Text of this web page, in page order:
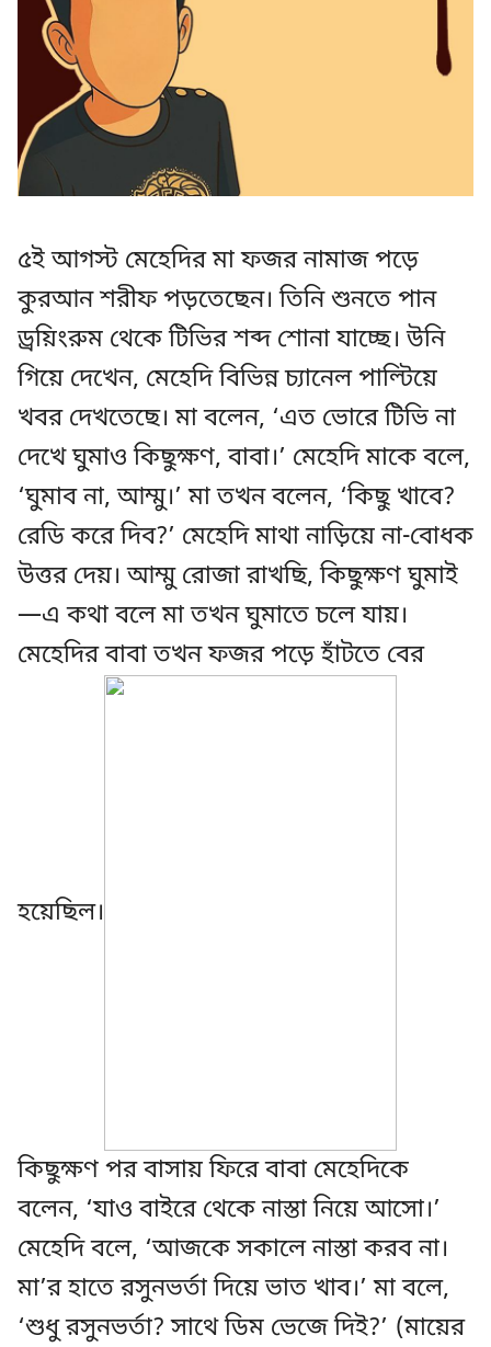
৫ই আগস্ট মেহেদির মা ফজর নামাজ পড়ে
কুরআন শরীফ পড়তেছেন। তিনি শুনতে পান
ড্রয়িংরুম থেকে টিভির শব্দ শোনা যাচ্ছে। উনি
গিয়ে দেখেন, মেহেদি বিভিন্ন চ্যানেল পাল্টিয়ে
খবর দেখতেছে। মা বলেন, ‘এত ভোরে টিভি না
দেখে ঘুমাও কিছুক্ষণ, বাবা।’ মেহেদি মাকে বলে,
‘ঘুমাব না, আম্মু।’ মা তখন বলেন, ‘কিছু খাবে?
রেডি করে দিব?’ মেহেদি মাথা নাড়িয়ে না-বোধক
উত্তর দেয়। আম্মু রোজা রাখছি, কিছুক্ষণ ঘুমাই
—এ কথা বলে মা তখন ঘুমাতে চলে যায়।
মেহেদির বাবা তখন ফজর পড়ে হাঁটতে বের
হয়েছিল।
কিছুক্ষণ পর বাসায় ফিরে বাবা মেহেদিকে
বলেন, ‘যাও বাইরে থেকে নাস্তা নিয়ে আসো।’
মেহেদি বলে, ‘আজকে সকালে নাস্তা করব না।
মা’র হাতে রসুনভর্তা দিয়ে ভাত খাব।’ মা বলে,
‘শুধু রসুনভর্তা? সাথে ডিম ভেজে দিই?’ (মায়ের